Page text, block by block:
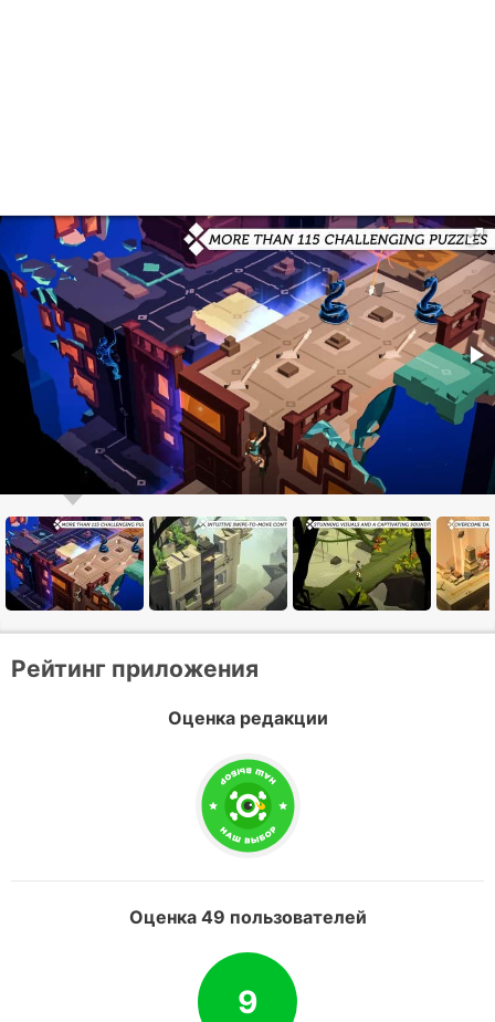
Рейтинг приложения
Оценка редакции
Оценка 49 пользователей
9